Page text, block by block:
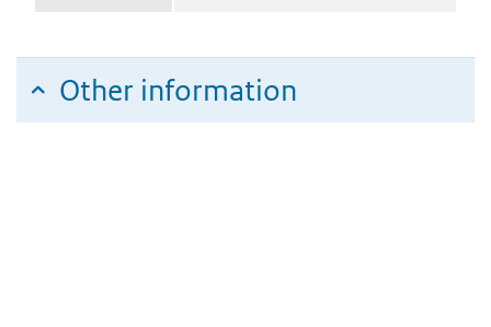
Other information